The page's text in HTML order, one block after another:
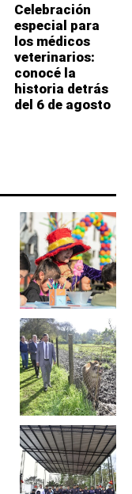
Celebración
especial para
los médicos
veterinarios:
conocé la
historia detrás
del 6 de agosto